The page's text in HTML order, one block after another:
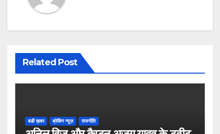
Related Post
बडी ख़बर ब्रेकिंग न्यूज़ राजनीति